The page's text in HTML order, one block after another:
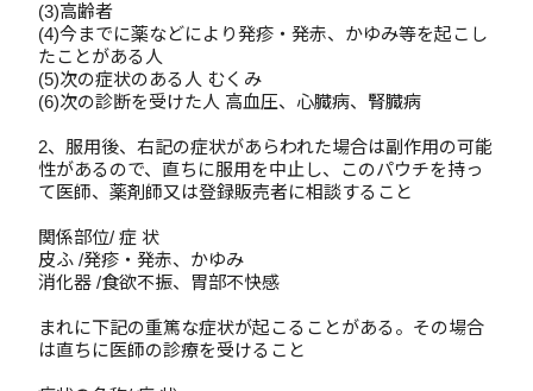
(3)高齢者
(4)今までに薬などにより発疹・発赤、かゆみ等を起こし
たことがある人
(5)次の症状のある人 むくみ
(6)次の診断を受けた人 高血圧、心臓病、腎臓病
2、服用後、右記の症状があらわれた場合は副作用の可能
性があるので、直ちに服用を中止し、このパウチを持っ
て医師、薬剤師又は登録販売者に相談すること
関係部位/ 症 状
皮ふ /発疹・発赤、かゆみ
消化器 /食欲不振、胃部不快感
まれに下記の重篤な症状が起こることがある。その場合
は直ちに医師の診療を受けること